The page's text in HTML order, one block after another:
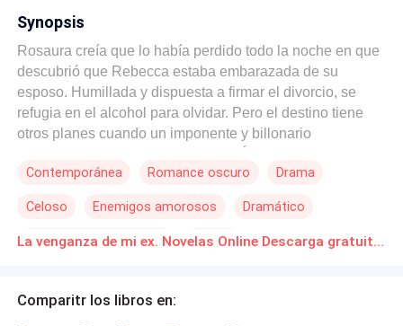
Synopsis
Rosaura creía que lo había perdido todo la noche en que
descubrió que Rebecca estaba embarazada de su
esposo. Humillada y dispuesta a firmar el divorcio, se
refugia en el alcohol para olvidar. Pero el destino tiene
otros planes cuando un imponente y billonario
poder para hacer temblar a su exmarido, sino un deseo
hombre de verdad. Cuando el amor del pasado regresa
con una tarjeta Black Premium y sed de justicia, la
Contemporánea Romance oscuro Drama
Celoso Enemigos amorosos Dramático
Aventura de Una Noche Erótico La venganza de mi ex. Novelas Online Descarga gratuita de PDF
Comparitr los libros en: